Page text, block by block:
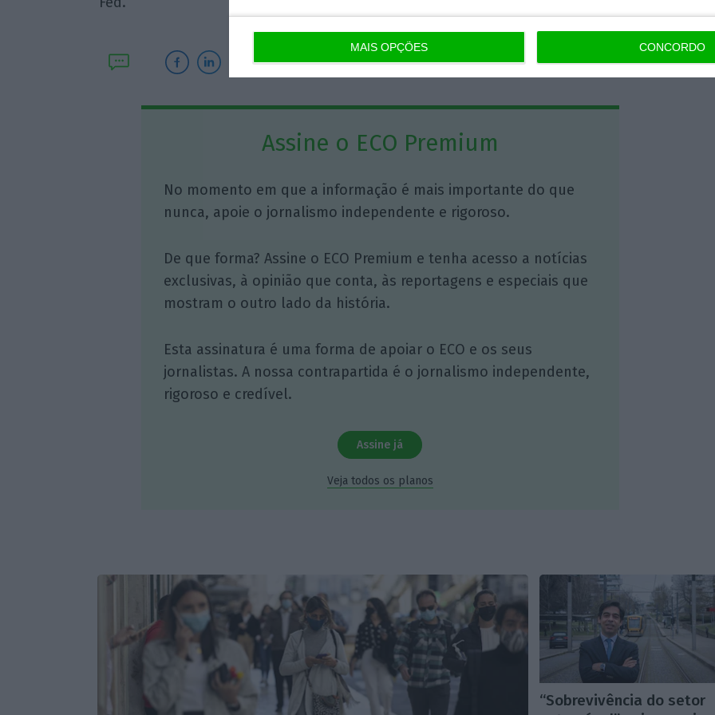
MAIS OPÇÕES CONCORDO
https://eco.sapo.pt/2021/07/08/wall-street-cai-mais-de-1-com-receio-da-variante-delta/ Copiar
Assine o ECO Premium
No momento em que a informação é mais importante do que
nunca, apoie o jornalismo independente e rigoroso.
De que forma? Assine o ECO Premium e tenha acesso a notícias
exclusivas, à opinião que conta, às reportagens e especiais que
mostram o outro lado da história.
Esta assinatura é uma forma de apoiar o ECO e os seus
jornalistas. A nossa contrapartida é o jornalismo independente,
rigoroso e credível.
Assine já
Veja todos os planos
“Sobrevivência do setor